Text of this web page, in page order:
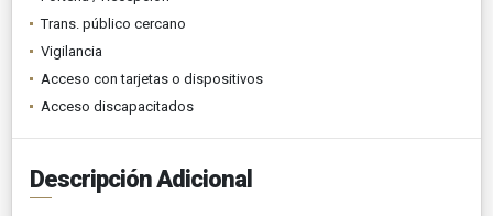
Trans. público cercano
Vigilancia
Acceso con tarjetas o dispositivos
Acceso discapacitados
Descripción Adicional